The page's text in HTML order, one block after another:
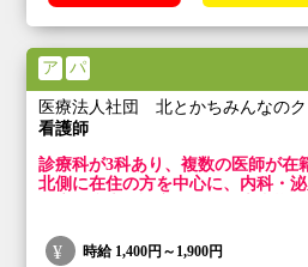
ア パ
医療法人社団 北とかちみんなのク
看護師
診療科が3科あり、複数の医師が在
北側に在住の方を中心に、内科・
時給 1,400円～1,900円